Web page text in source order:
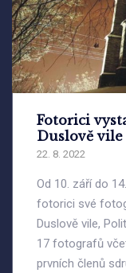
Fotorici
Duslově vile
22. 8. 2022
Od 10. září do
fotorici své
Duslově vile,
17 fotografů
prvních členů